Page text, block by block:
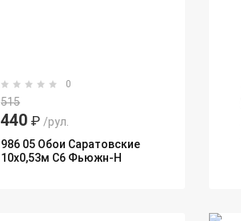
0
515
440 ₽ /рул.
986 05 Обои Саратовские
10х0,53м С6 Фьюжн-Н